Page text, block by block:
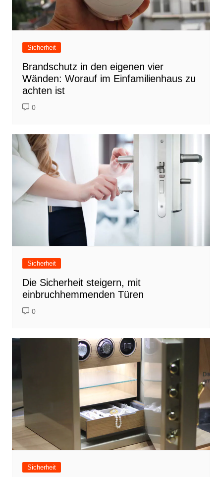
Sicherheit
Brandschutz in den eigenen vier
Wänden: Worauf im Einfamilienhaus zu
achten ist
0
Sicherheit
Die Sicherheit steigern, mit
einbruchhemmenden Türen
0
Sicherheit